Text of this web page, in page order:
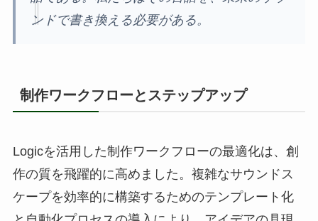
ンドで書き換える必要がある。
制作ワークフローとステップアップ
Logicを活用した制作ワークフローの最適化は、創
作の質を飛躍的に高めました。複雑なサウンドス
ケープを効率的に構築するためのテンプレート化